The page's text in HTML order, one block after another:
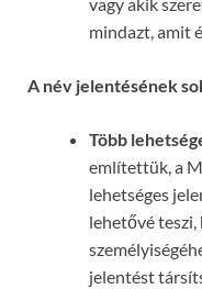
mindazt, amit
A név jelentésének
Több
említettük, a
lehetséges
lehetővé
jelentést